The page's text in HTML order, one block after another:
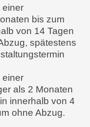
einer
bis zum
von 14 Tagen
spätestens
einer
als 2 Monaten
innerhalb von 4
ohne Abzug.